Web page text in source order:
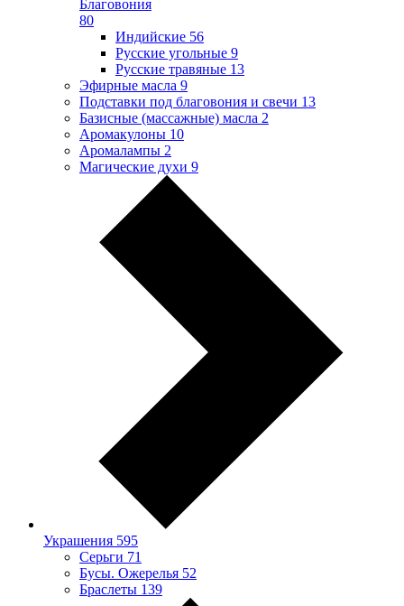
Благовония
80
Индийские 56
Русские угольные 9
Русские травяные 13
Эфирные масла 9
Подставки под благовония и свечи 13
Базисные (массажные) масла 2
Аромакулоны 10
Аромалампы 2
Магические духи 9
Украшения 595
Серьги 71
Бусы. Ожерелья 52
Браслеты 139